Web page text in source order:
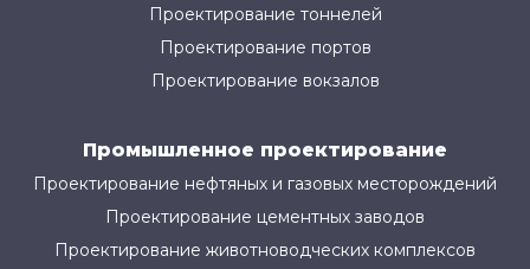
Проектирование тоннелей
Проектирование портов
Проектирование вокзалов
Промышленное проектирование
Проектирование нефтяных и газовых месторождений
Проектирование цементных заводов
Проектирование животноводческих комплексов